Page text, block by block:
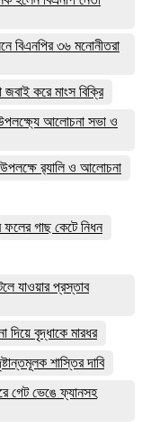
বিএনপির ৩৬ মনোনীতরা
করে মাংস বিক্রি
উপলক্ষ্যে আলোচনা সভা ও
উপলক্ষে র‍্যালি ও আলোচনা
ফলের গাছ কেটে নিধন
যাওয়ার প্রস্তাব
দিয়ে বৃদ্ধাকে মারধর
শাস্তির দাবি
গেট ভেঙে ফ্যানসহ